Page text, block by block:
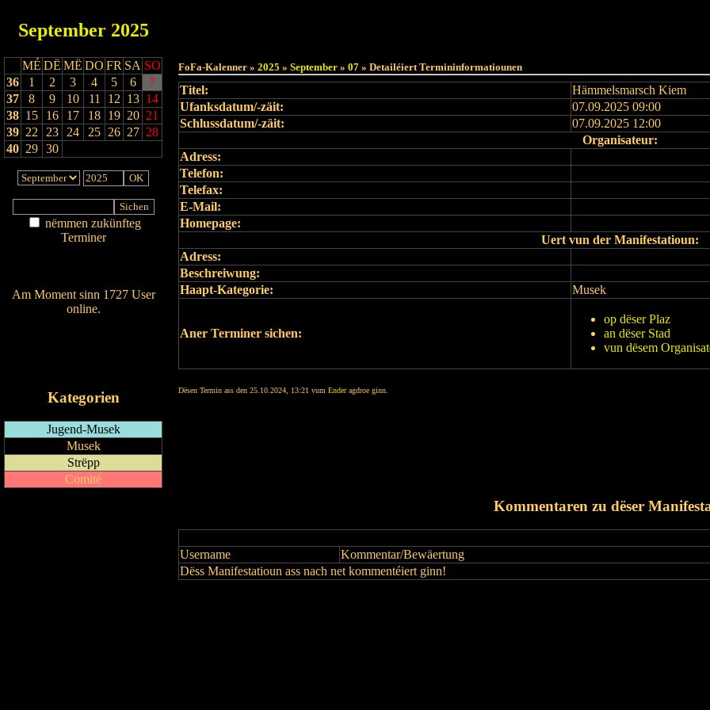
September 2025
MÉ DË MË DO FR SA SO
36
1 2 3 4 5 6
7
37
8 9 10 11 12 13 14
38 15 16 17 18 19 20 21
39 22 23 24 25 26 27 28
40 29 30
nëmmen zukünfteg
Terminer
Am Moment sinn 1727 User
online.
Kategorien
Jugend-Musek
Musek
Strëpp
Comité
FoFa-Kalenner » 2025 » September » 07 » Detailéiert Termininformatiounen
Titel:
Hämmelsmarsch Kiem
Ufanksdatum/-zäit:
07.09.2025 09:00
Schlussdatum/-zäit:
07.09.2025 12:00
Organisateur:
Adress:
Telefon:
Telefax:
E-Mail:
Homepage:
Uert vun der Manifestatioun:
Adress:
Beschreiwung:
Haapt-Kategorie:
Musek
Aner Terminer sichen:
op dëser Plaz
an dëser Stad
vun dësem
Dësen Termin ass den 25.10.2024, 13:21 vum Enderagdroe ginn.
Kommentaren zu dëser
Username
Kommentar/Bewäertung
Dëss Manifestatioun ass nach net kommentéiert ginn!